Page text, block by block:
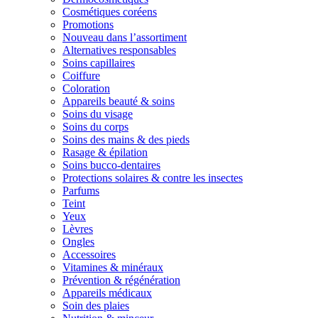
Cosmétiques coréens
Promotions
Nouveau dans l’assortiment
Alternatives responsables
Soins capillaires
Coiffure
Coloration
Appareils beauté & soins
Soins du visage
Soins du corps
Soins des mains & des pieds
Rasage & épilation
Soins bucco-dentaires
Protections solaires & contre les insectes
Parfums
Teint
Yeux
Lèvres
Ongles
Accessoires
Vitamines & minéraux
Prévention & régénération
Appareils médicaux
Soin des plaies